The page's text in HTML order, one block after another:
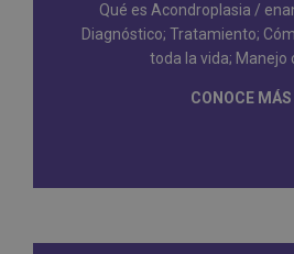
Qué es Acondroplasia /
Diagnóstico; Tratamiento;
toda la vida; Manejo
CONOCE MÁS